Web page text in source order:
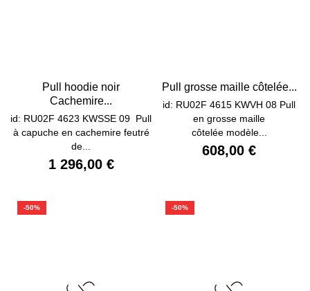
Pull hoodie noir
Cachemire...
id: RU02F 4623 KWSSE 09 Pull
à capuche en cachemire feutré
de...
1 296,00 €
Pull grosse maille côtelée...
id: RU02F 4615 KWVH 08 Pull
en grosse maille
côtelée modèle...
608,00 €
-50% -50%